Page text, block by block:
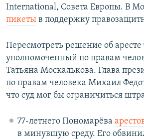
International, Совета Европы. В
пикеты в поддержку
Пересмотреть решение об
уполномоченный по правам
Татьяна Москалькова. Глава
по правам человека Михаил
что суд мог бы ограничиться
77-летнего Пономарёва
в минувшую среду. Его